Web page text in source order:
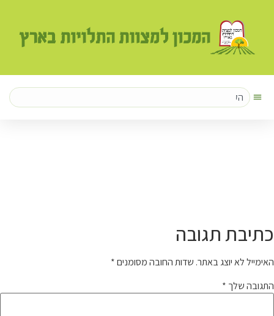
כתיבת תגובה
האימייל לא יוצג באתר. שדות החובה מסומנים*
התגובה שלך *